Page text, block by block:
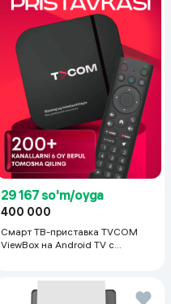
29 167 so'm/oyga
400 000
Смарт ТВ-приставка TVCOM
ViewBox на Android TV с